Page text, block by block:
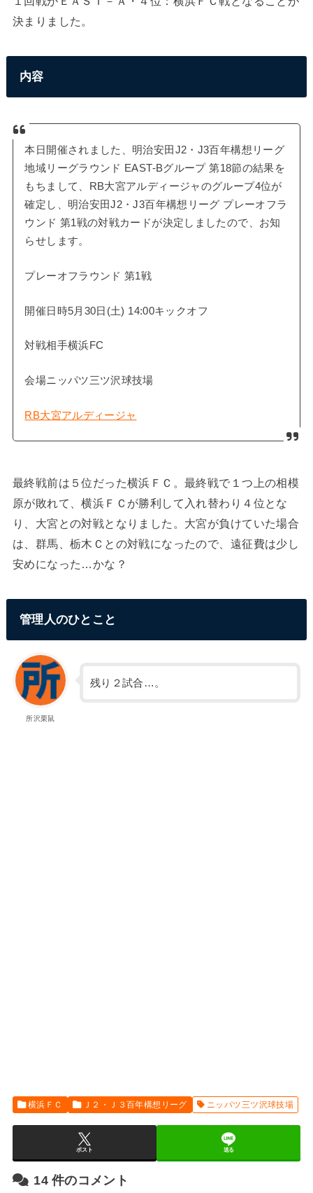
決まりました。
内容
本日開催されました、明治安田J2・J3百年構想リーグ
地域リーグラウンド EAST-Bグループ 第18節の結果を
もちまして、RB大宮アルディージャのグループ4位が
確定し、明治安田J2・J3百年構想リーグ プレーオフラ
ウンド 第1戦の対戦カードが決定しましたので、お知
らせします。
プレーオフラウンド 第1戦
開催日時5月30日(土) 14:00キックオフ
対戦相手横浜FC
会場ニッパツ三ツ沢球技場
RB大宮アルディージャ
最終戦前は５位だった横浜ＦＣ。最終戦で１つ上の相模
原が敗れて、横浜ＦＣが勝利して入れ替わり４位とな
り、大宮との対戦となりました。大宮が負けていた場合
は、群馬、栃木Ｃとの対戦になったので、遠征費は少し
安めになった…かな？
管理人のひとこと
所沢栗鼠
残り２試合…。
横浜ＦＣ Ｊ２・Ｊ３百年構想リーグ ニッパツ三ツ沢球技場
ポスト 送る
14件のコメント